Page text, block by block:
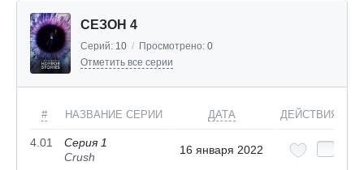
СЕЗОН 4
Серий: 10 / Просмотрено: 0
Отметить все серии
# НАЗВАНИЕ СЕРИИ ДАТА ДЕЙСТВИЯ
4.01
Серия 1
Crush
16 января 2022